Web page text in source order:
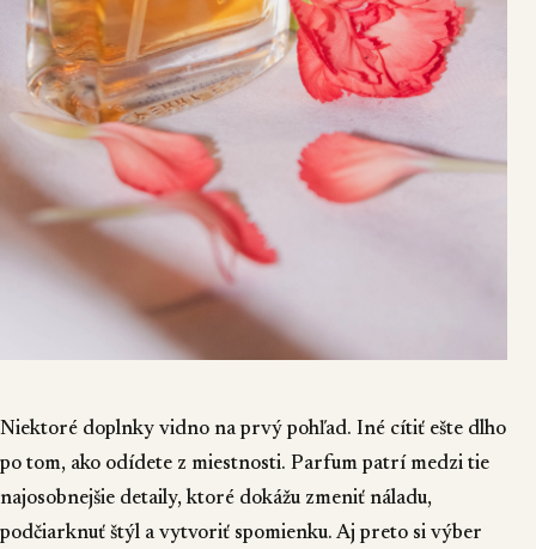
Niektoré doplnky vidno na prvý pohľad. Iné cítiť ešte dlho
po tom, ako odídete z miestnosti. Parfum patrí medzi tie
najosobnejšie detaily, ktoré dokážu zmeniť náladu,
podčiarknuť štýl a vytvoriť spomienku. Aj preto si výber